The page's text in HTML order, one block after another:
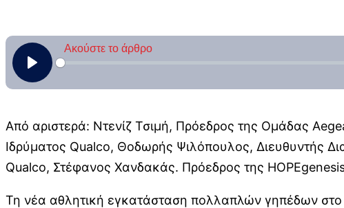
Από αριστερά: Ντενίζ Τσιμή, Πρόεδρος της Ομάδας
Ιδρύματος Qualco, Θοδωρής Ψιλόπουλος, Διευθυντής
Qualco, Στέφανος Χανδακάς. Πρόεδρος της
Τη νέα αθλητική εγκατάσταση πολλαπλών γηπέδων στο